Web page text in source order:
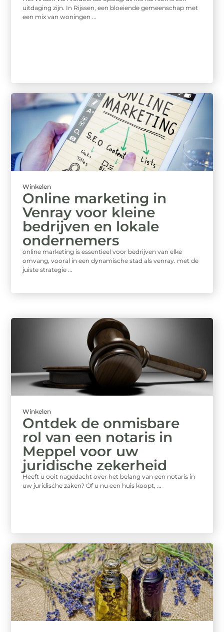
uitdaging zijn. In Rijssen, een bloeiende gemeenschap met
een mix van woningen ...
Winkelen
Online marketing in
Venray voor kleine
bedrijven en lokale
ondernemers
online marketing is essentieel voor bedrijven van elke
omvang, vooral in een dynamische stad als venray. met de
juiste strategie ...
Winkelen
Ontdek de onmisbare
rol van een notaris in
Meppel voor uw
juridische zekerheid
Heeft u ooit nagedacht over het belang van een notaris in
uw juridische zaken? Of u nu een huis koopt, ...